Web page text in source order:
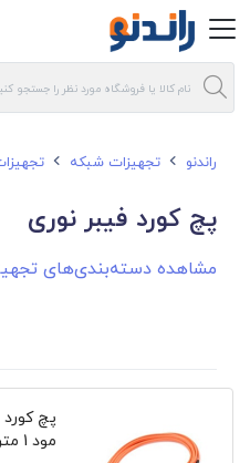
راندنو تجهیزات شبکه
پچ کورد فیبر نوری
مشاهده دسته‌بندی‌های
مود 1 متری OM4